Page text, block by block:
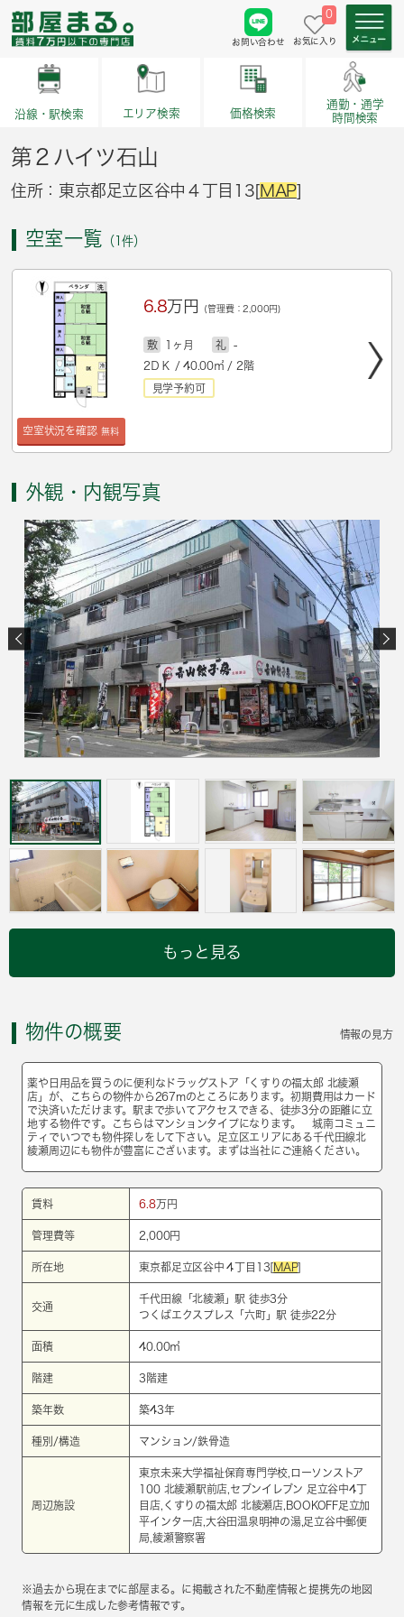
お問い合わせ
0
お気に入り
沿線・駅検索 エリア検索 価格検索
通勤・通学
時間検索
第２ハイツ石山
住所：東京都足立区谷中４丁目13[MAP]
空室一覧 （1件）
空室状況を確認 無料
6.8万円 (管理費：2,000円)
敷 1ヶ月 礼
-
2ＤＫ / 40.00㎡ / 2階
見学予約可
外観・内観写真
もっと見る
物件の概要 情報の見方
薬や日用品を買うのに便利なドラッグストア「くすりの福太郎 北綾瀬
店」が、こちらの物件から267mのところにあります。初期費用はカード
で決済いただけます。駅まで歩いてアクセスできる、徒歩3分の距離に立
地する物件です。こちらはマンションタイプになります。 城南コミュニ
ティでいつでも物件探しをして下さい。足立区エリアにある千代田線北
綾瀬周辺にも物件が豊富にございます。まずは当社にご連絡ください。
賃料 6.8万円
管理費等 2,000円
所在地 東京都足立区谷中４丁目13[ MAP]
交通
千代田線 「北綾瀬 」駅 徒歩3分
つくばエクスプレス 「六町」駅 徒歩22分
面積 40.00㎡
階建 3階建
築年数 築43年
種別/構造 マンション/鉄骨造
周辺施設
東京未来大学福祉保育専門学校,ローソンストア
100 北綾瀬駅前店,セブンイレブン 足立谷中4丁
目店,くすりの福太郎 北綾瀬店,BOOKOFF足立加
平インター店,大谷田温泉明神の湯,足立谷中郵便
局,綾瀬警察署
※過去から現在までに部屋まる。に掲載された不動産情報と提携先の地図
情報を元に生成した参考情報です。